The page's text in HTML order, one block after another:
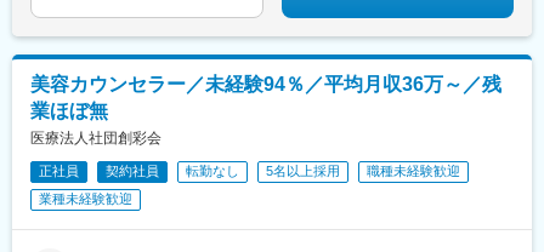
駅、県庁前駅(沖縄県)、新宿西口駅、新宿駅(東京メトロ)、学習院
下駅、東池袋駅、日比谷駅、銀座駅、岩本町駅、立川駅、京王八
王子駅、高輪台駅、奥沢駅、神奈川駅、平沼橋駅、京急川崎駅、
石上駅、新越谷駅、宇都宮駅東口駅、新千葉駅、栄町駅(千葉県)、
船橋駅、札幌駅、仙台駅(地下鉄)、曽根田駅、栄駅(愛知県)、名古
屋駅、西高蔵駅、新豊田駅、新豊橋駅、岐阜駅、新静岡駅、浜松
駅、三島田町駅、市役所前駅(長野県)、金沢駅、あすなろう四日市
美容カウンセラー／未経験94％／平均月収36万～／残
業ほぼ無
医療法人社団創彩会
正社員 契約社員 転勤なし 5名以上採用
職種未経験歓迎
業種未経験歓迎